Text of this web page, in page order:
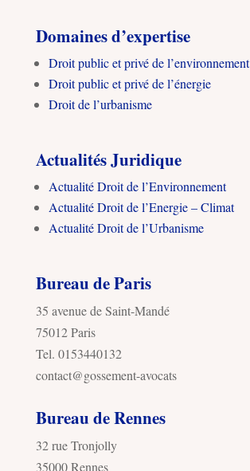
Domaines d’expertise
Droit public et privé de l’environnement
Droit public et privé de l’énergie
Droit de l’urbanisme
Actualités Juridique
Actualité Droit de l’Environnement
Actualité Droit de l’Energie – Climat
Actualité Droit de l’Urbanisme
Bureau de Paris
35 avenue de Saint-Mandé
75012 Paris
Tel. 0153440132
contact@gossement-avocats
Bureau de Rennes
32 rue Tronjolly
35000 Rennes